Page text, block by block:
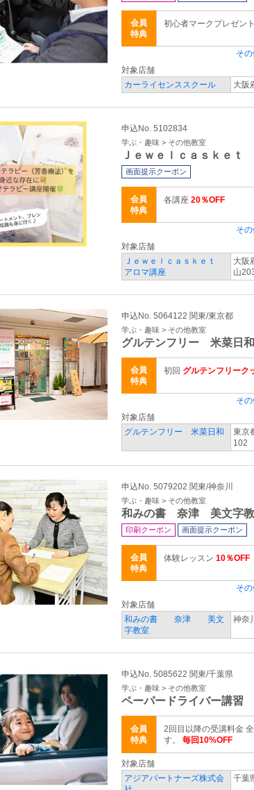
会員
特典
初心者マークプレゼント
そ
対象店舗
カーライセンススクール
大阪
申込No. 5102834
学ぶ・趣味 > その他教室
Ｊｅｗｅｌｃａｓｋｅｔ
画面提示クーポン
会員
特典
各講座 20％OFF
そ
対象店舗
Ｊｅｗｅｌｃａｓｋｅｔ
アロマ講座
大阪
山
申込No. 5064122 関東/東京都
学ぶ・趣味 > その他教室
グルテンフリー 米菜日和
会員
特典
初回 グルテンフリーク
そ
対象店舗
グルテンフリー 米菜日和
東京
102
申込No. 5079202 関東/神奈川
学ぶ・趣味 > その他教室
和みの書 奈津 美文字
印刷クーポン 画面提示クーポン
会員
特典
体験レッスン 10％OFF
そ
対象店舗
和みの書 奈津 美文
字教室
神奈
申込No. 5085622 関東/千葉県
学ぶ・趣味 > その他教室
ペーパードライバー講習
会員
特典
2回目以降の受講料金
す。 毎回10%OFF
対象店舗
アジアパートナーズ株式会
千葉